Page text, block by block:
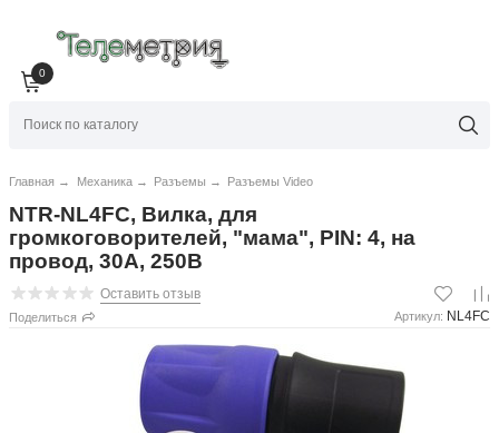
0
Главная → Механика → Разъемы → Разъемы Video
NTR-NL4FC, Вилка, для
громкоговорителей, "мама", PIN: 4, на
провод, 30А, 250В
Оставить отзыв
Поделиться Артикул: NL4FC